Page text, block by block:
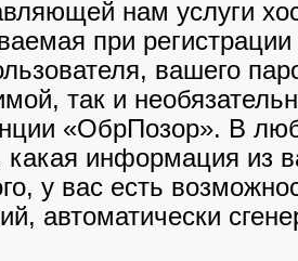
нам услуги
при
вашего
так и
«ОбрПозор». В
какая информация из
у вас есть
автоматически